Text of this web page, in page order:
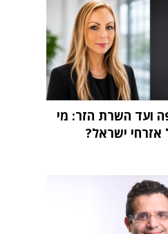
ועד השרת הזר: מי
אזרחי ישראל?